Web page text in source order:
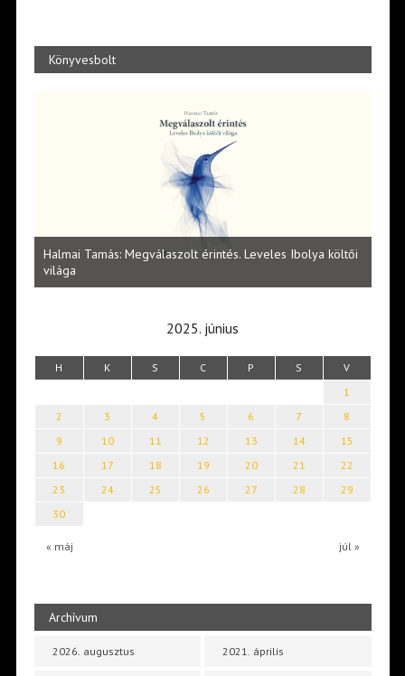
Könyvesbolt
Halmai Tamás: Megválaszolt érintés. Leveles Ibolya költői
világa
2025. június
H K S C P S V
« máj júl »
1
2
3 4 5 6 7
8
9
10 11 12 13 14
15
16
17 18 19 20 21
22
23
24 25 26 27 28
29
30
Archívum
2026. augusztus 2021. április